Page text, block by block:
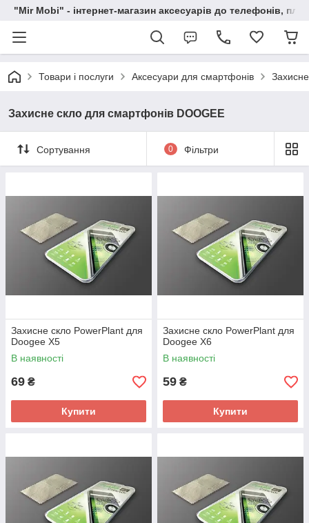
"Mir Mobi" - інтернет-магазин аксесуарів до телефонів,
Товари і послуги Аксесуари для смартфонів
Захисне скло для смартфонів DOOGEE
Сортування 0 Фільтри
Захисне скло PowerPlant для
Doogee X5
В наявності
69 ₴
Купити
Захисне скло PowerPlant для
Doogee X6
В наявності
59 ₴
Купити